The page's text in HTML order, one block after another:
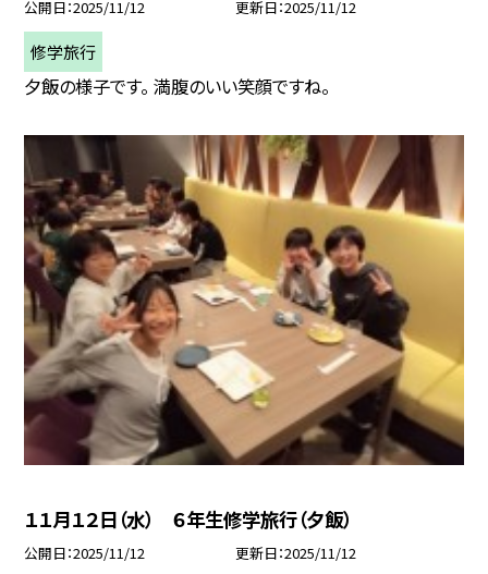
公開日 2025/11/12 更新日 2025/11/12
修学旅行
夕飯の様子です。 満腹のいい笑顔ですね。
１１月１２日（水） ６年生修学旅行（夕飯）
公開日 2025/11/12 更新日 2025/11/12